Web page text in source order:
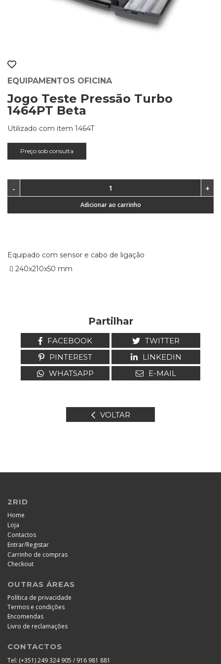
EQUIPAMENTOS OFICINA
Jogo Teste Pressão Turbo
1464PT Beta
Utilizado com item 1464T
Preço sob consulta
Adicionar ao carrinho
Equipado com sensor e cabo de ligação
 240x210x50 mm
Partilhar
FACEBOOK
TWITTER
PINTEREST
LINKEDIN
WHATSAPP
E-MAIL
VOLTAR
2RID
Home
Loja
Contactos
Entrar/Registar
Carrinho de compras
Checkout
OUTRAS ÁREAS
Política de privacidade
Termos e condições
Encomendas
Livro de reclamações
CONTACTOS
Tel: (+351) 249 324 905 / 916 981 881